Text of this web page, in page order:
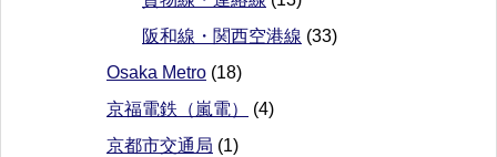
阪和線・関西空港線 (33)
Osaka Metro (18)
京福電鉄（嵐電）
(4)
京都市交通局 (1)